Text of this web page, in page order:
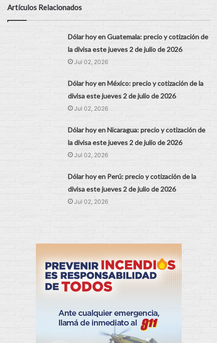
Artículos Relacionados
Dólar hoy en Guatemala: precio y cotización de
la divisa este jueves 2 de julio de 2026
Jul 02, 2026
Dólar hoy en México: precio y cotización de la
divisa este jueves 2 de julio de 2026
Jul 02, 2026
Dólar hoy en Nicaragua: precio y cotización de
la divisa este jueves 2 de julio de 2026
Jul 02, 2026
Dólar hoy en Perú: precio y cotización de la
divisa este jueves 2 de julio de 2026
Jul 02, 2026